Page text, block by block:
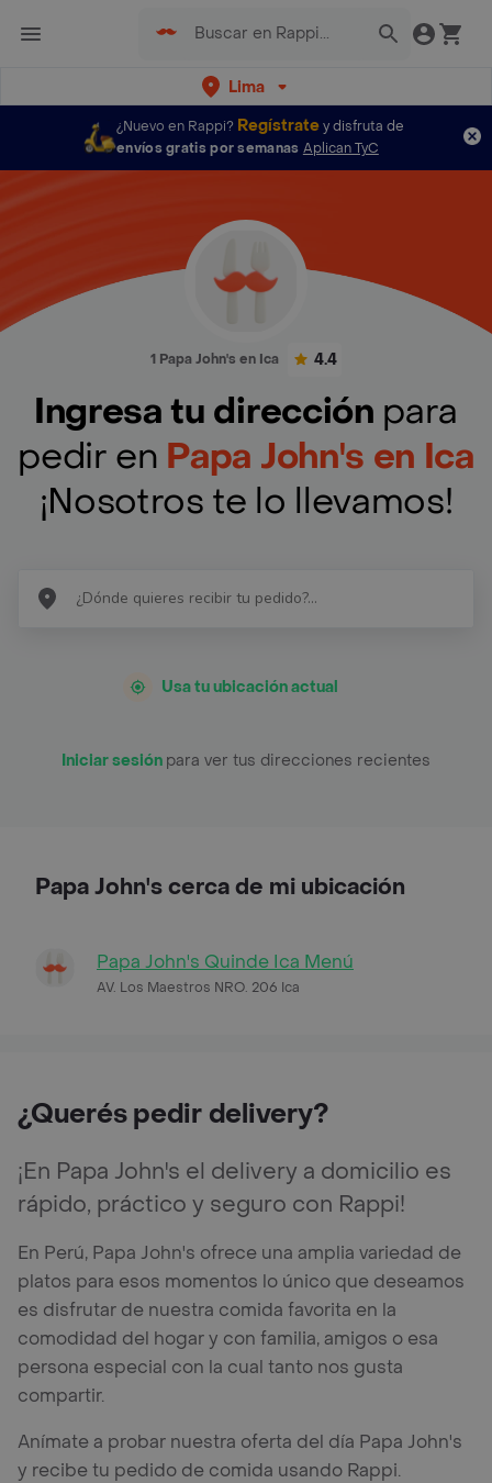
Lima
¿Nuevo en Rappi? Regístratey disfruta de
envíos gratis por semanas Aplican TyC
1 Papa John's en Ica 4.4
Ingresa tu dirección para
pedir en Papa John's en Ica
¡Nosotros te lo llevamos!
Usa tu ubicación actual
Iniciar sesión para ver tus direcciones recientes
Papa John's cerca de mi ubicación
Papa John's Quinde Ica Menú
AV. Los Maestros NRO. 206 Ica
¿Querés pedir delivery?
¡En Papa John's el delivery a domicilio es
rápido, práctico y seguro con Rappi!
En Perú, Papa John's ofrece una amplia variedad de
platos para esos momentos lo único que deseamos
es disfrutar de nuestra comida favorita en la
comodidad del hogar y con familia, amigos o esa
persona especial con la cual tanto nos gusta
compartir.
Anímate a probar nuestra oferta del día Papa John's
y recibe tu pedido de comida usando Rappi.